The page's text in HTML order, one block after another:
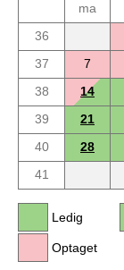
ma
36
37
7
38
14
39
21
40
28
41
Ledig
Optaget